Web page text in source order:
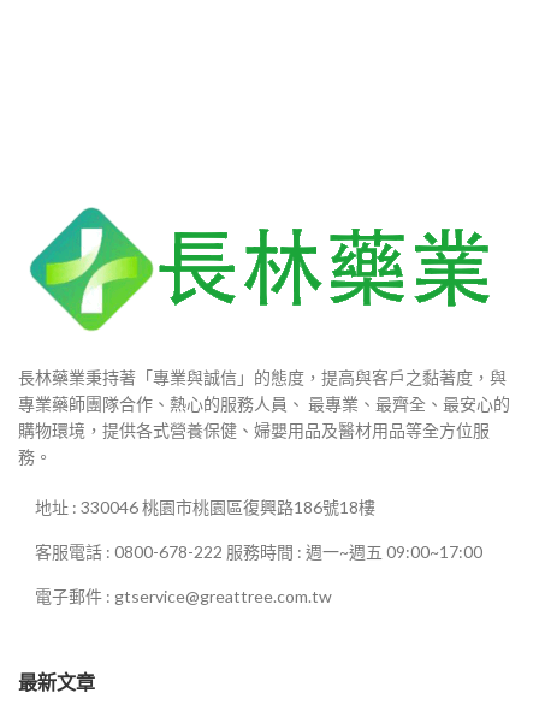
長林藥業秉持著「專業與誠信」的態度，提高與客戶之黏著度，與
專業藥師團隊合作、熱心的服務人員、 最專業、最齊全、最安心的
購物環境，提供各式營養保健、婦嬰用品及醫材用品等全方位服
務。
地址 : 330046 桃園市桃園區復興路186號18樓
客服電話 : 0800-678-222 服務時間 : 週一~週五 09:00~17:00
電子郵件 : gtservice@greattree.com.tw
最新文章